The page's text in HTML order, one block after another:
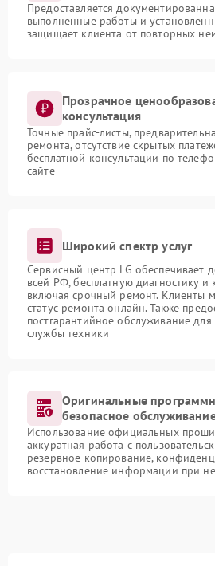
Предоставляется
выполненные работы и
защищает клиента от повторных
Прозрачное
консультация
Точные прайс-листы,
ремонта, отсутствие скрытых
бесплатной консультации по
сайте
Широкий спектр услуг
Сервисный центр LG обеспечивает
всей РФ, бесплатную диагностику и
включая срочный ремонт. Клиенты
статус ремонта онлайн. Также
постгарантийное обслуживание
службы техники
Оригинальные
безопасное
Использование официальных
аккуратная работа с
резервное копирование,
восстановление информации при